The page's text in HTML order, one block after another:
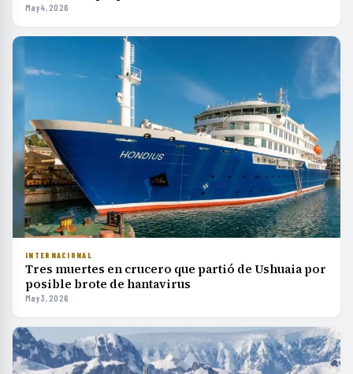
May 4, 2026
INTERNACIONAL
Tres muertes en crucero que partió de Ushuaia por
posible brote de hantavirus
May 3, 2026